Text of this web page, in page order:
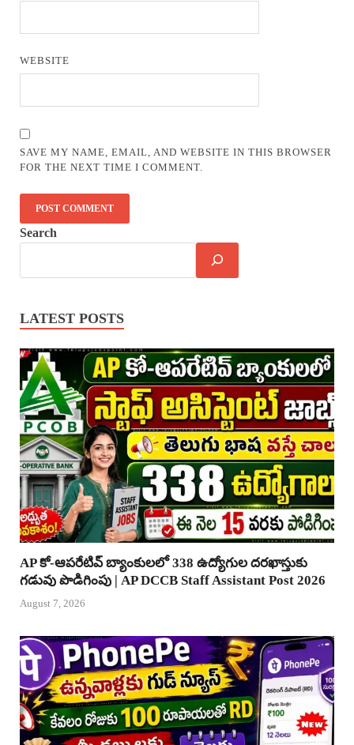
WEBSITE
SAVE MY NAME, EMAIL, AND WEBSITE IN THIS BROWSER
FOR THE NEXT TIME I COMMENT.
Search
LATEST POSTS
AP కో-ఆపరేటివ్ బ్యాంకులలో 338 ఉద్యోగుల దరఖాస్తుకు
గడువు పొడిగింపు | AP DCCB Staff Assistant Post 2026
August 7, 2026